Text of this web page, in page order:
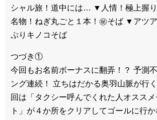
シャル旅！道中には… ▼人情！極上握
名物！ねぎ丸ごと１本！㊙そば ▼アツ
ぷりキノコそば
つづき①
今回もお名前ボーナスに翻弄！？ 予測
ング連続！ 立ちはだかる奥羽山脈が行
回は「タクシー呼んでくれた人オスス
ト」が４か所をクリアしてゴールに行